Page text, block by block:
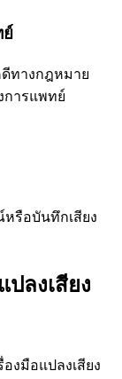
ย์
ทางกฎหมาย
การแพทย์
รือบันทึกเสียง
ลงเสียง
งมือแปลงเสียง